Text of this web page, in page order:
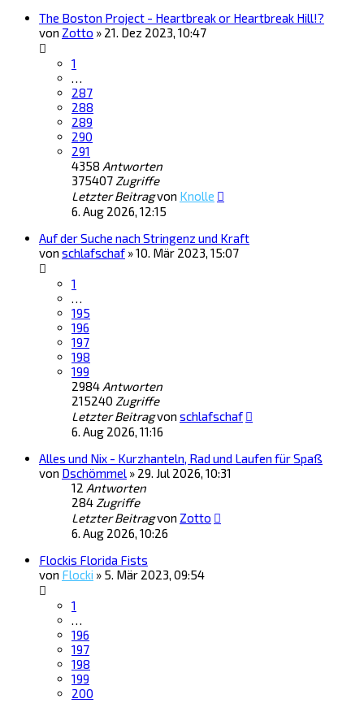
The Boston Project - Heartbreak or Heartbreak Hill!?
von Zotto » 21. Dez 2023, 10:47
1
…
287
288
289
290
291
4358 Antworten
375407 Zugriffe
Letzter Beitragvon Knolle
6. Aug 2026, 12:15
Auf der Suche nach Stringenz und Kraft
von schlafschaf »10. Mär 2023, 15:07
1
…
195
196
197
198
199
2984 Antworten
215240 Zugriffe
Letzter Beitragvon schlafschaf
6. Aug 2026, 11:16
Alles und Nix - Kurzhanteln, Rad und Laufen für Spaß
von Dschömmel » 29. Jul 2026, 10:31
12 Antworten
284 Zugriffe
Letzter Beitragvon Zotto
6. Aug 2026, 10:26
Flockis Florida Fists
von Flocki » 5. Mär 2023, 09:54
1
…
196
197
198
199
200